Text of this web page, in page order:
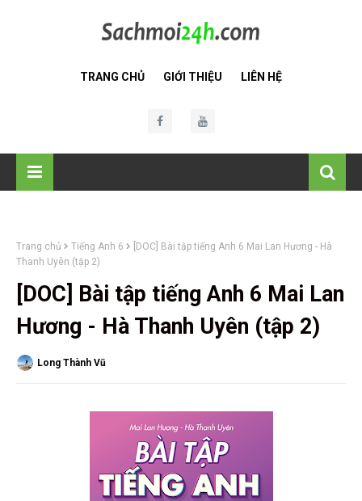
TRANG CHỦ GIỚI THIỆU LIÊN HỆ
Trang chủ Tiếng Anh 6
[DOC] Bài tập tiếng Anh 6 Mai Lan Hương - Hà
Thanh Uyên (tập 2)
[DOC] Bài tập tiếng Anh 6 Mai Lan
Hương - Hà Thanh Uyên (tập 2)
Long Thành Vũ